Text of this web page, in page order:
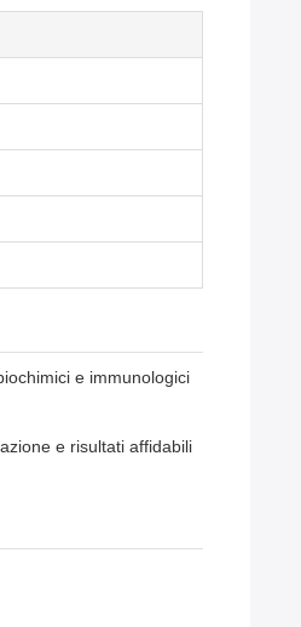
e immunologici
e risultati affidabili